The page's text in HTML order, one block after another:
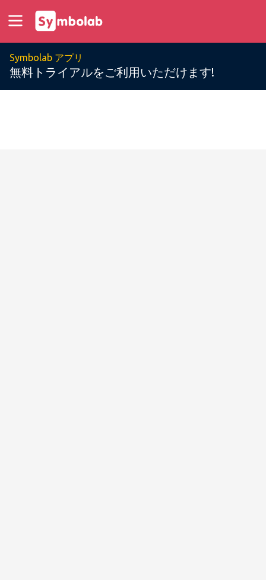
Symbolab アプリ
無料トライアルをご利用いただけます!